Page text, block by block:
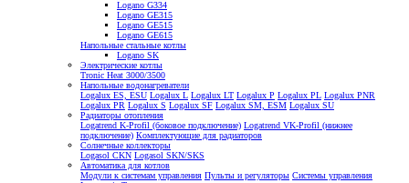
Logano G334
Logano GE315
Logano GE515
Logano GE615
Напольные стальные котлы
Logano SK
Электрические котлы
Tronic Heat 3000/3500
Напольные водонагреватели
Logalux ES, ESU Logalux L Logalux LT Logalux P Logalux PL Logalux PNR
Logalux PR Logalux S Logalux SF Logalux SM, ESM Logalux SU
Радиаторы отопления
Logatrend K-Profil (боковое подключение) Logatrend VK-Profil (нижнее
подключение) Комплектующие для радиаторов
Солнечные коллекторы
Logasol CKN Logasol SKN/SKS
Автоматика для котлов
Модули к системам управления Пульты и регуляторы Системы управления